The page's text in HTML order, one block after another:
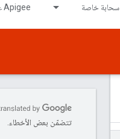
سحابة خاصة Apigee على GDC air-gapped
تتضمّن بعض الأخطاء.